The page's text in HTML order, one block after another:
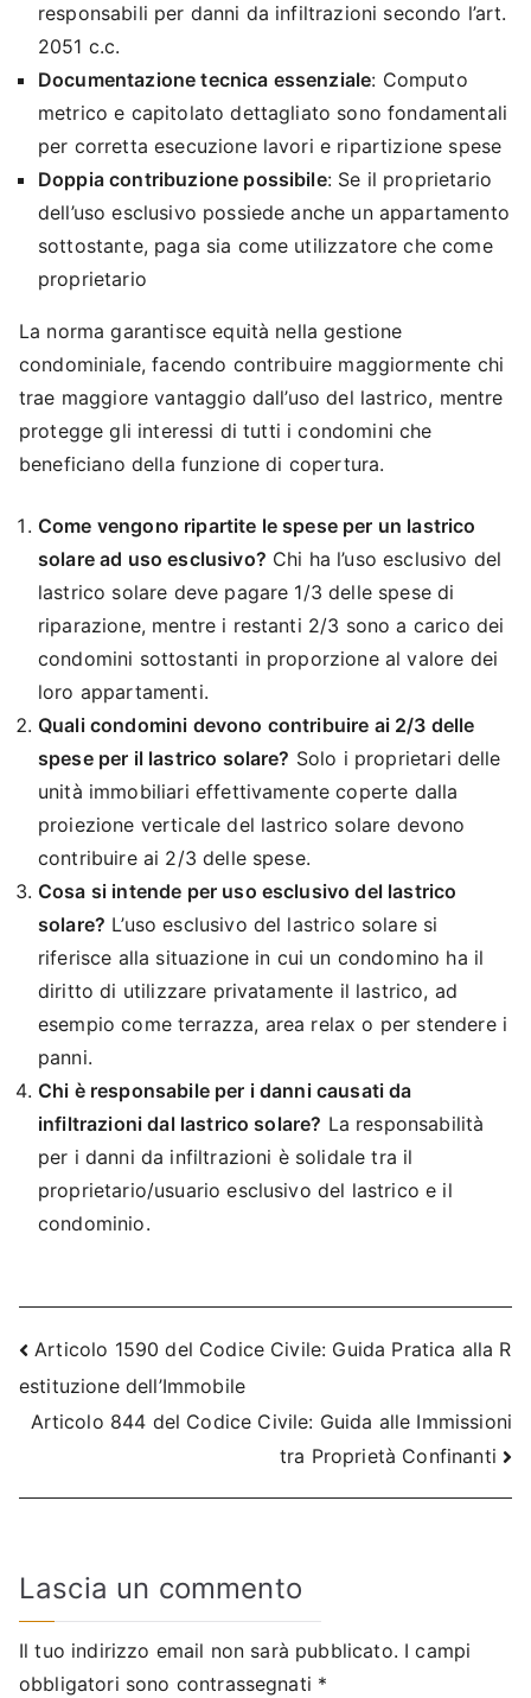
responsabili per danni da infiltrazioni secondo l’art.
2051 c.c.
Documentazione tecnica essenziale: Computo
metrico e capitolato dettagliato sono fondamentali
per corretta esecuzione lavori e ripartizione spese
Doppia contribuzione possibile: Se il proprietario
dell’uso esclusivo possiede anche un appartamento
sottostante, paga sia come utilizzatore che come
proprietario
La norma garantisce equità nella gestione
condominiale, facendo contribuire maggiormente chi
trae maggiore vantaggio dall’uso del lastrico, mentre
protegge gli interessi di tutti i condomini che
beneficiano della funzione di copertura.
Come vengono ripartite le spese per un lastrico
solare ad uso esclusivo? Chi ha l’uso esclusivo del
lastrico solare deve pagare 1/3 delle spese di
riparazione, mentre i restanti 2/3 sono a carico dei
condomini sottostanti in proporzione al valore dei
loro appartamenti.
Quali condomini devono contribuire ai 2/3 delle
spese per il lastrico solare? Solo i proprietari delle
unità immobiliari effettivamente coperte dalla
proiezione verticale del lastrico solare devono
contribuire ai 2/3 delle spese.
Cosa si intende per uso esclusivo del lastrico
solare? L’uso esclusivo del lastrico solare si
riferisce alla situazione in cui un condomino ha il
diritto di utilizzare privatamente il lastrico, ad
esempio come terrazza, area relax o per stendere i
panni.
Chi è responsabile per i danni causati da
infiltrazioni dal lastrico solare? La responsabilità
per i danni da infiltrazioni è solidale tra il
proprietario/usuario esclusivo del lastrico e il
condominio.
Navigazione
articoli
Articolo 1590 del Codice Civile: Guida Pratica alla R
estituzione dell’Immobile
Articolo 844 del Codice Civile: Guida alle Immissioni
tra Proprietà Confinanti
Lascia un commento
Il tuo indirizzo email non sarà pubblicato. I campi
obbligatori sono contrassegnati *